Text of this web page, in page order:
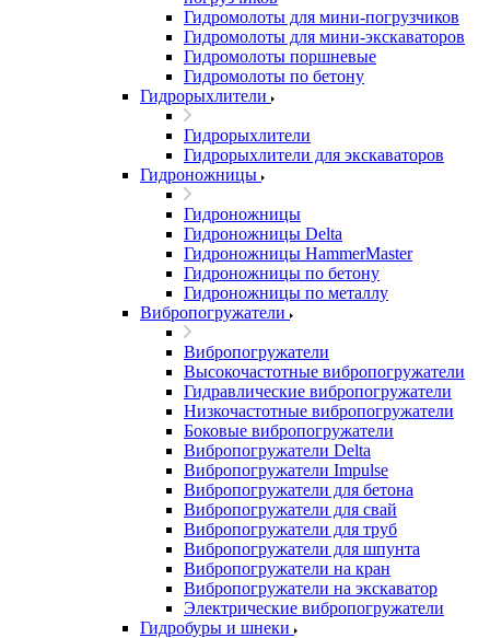
Гидромолоты для мини-погрузчиков
Гидромолоты для мини-экскаваторов
Гидромолоты поршневые
Гидромолоты по бетону
Гидрорыхлители
Гидрорыхлители
Гидрорыхлители для экскаваторов
Гидроножницы
Гидроножницы
Гидроножницы Delta
Гидроножницы HammerMaster
Гидроножницы по бетону
Гидроножницы по металлу
Вибропогружатели
Вибропогружатели
Высокочастотные вибропогружатели
Гидравлические вибропогружатели
Низкочастотные вибропогружатели
Боковые вибропогружатели
Вибропогружатели Delta
Вибропогружатели Impulse
Вибропогружатели для бетона
Вибропогружатели для свай
Вибропогружатели для труб
Вибропогружатели для шпунта
Вибропогружатели на кран
Вибропогружатели на экскаватор
Электрические вибропогружатели
Гидробуры и шнеки